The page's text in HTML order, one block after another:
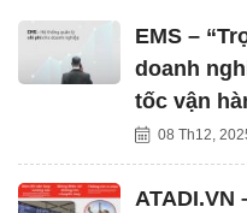
EMS –
doanh
tốc vận
08 Th12,
ATADI.VN